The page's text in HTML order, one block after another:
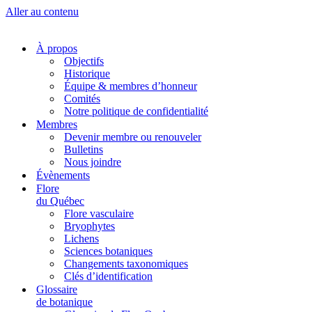
Aller au contenu
À propos
Objectifs
Historique
Équipe & membres d’honneur
Comités
Notre politique de confidentialité
Membres
Devenir membre ou renouveler
Bulletins
Nous joindre
Évènements
Flore
du Québec
Flore vasculaire
Bryophytes
Lichens
Sciences botaniques
Changements taxonomiques
Clés d’identification
Glossaire
de botanique